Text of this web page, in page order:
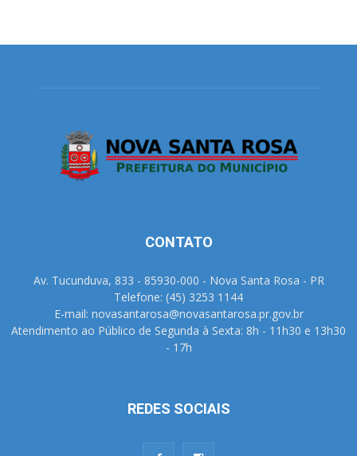
CONTATO
Av. Tucunduva, 833 - 85930-000 - Nova Santa Rosa - PR
Telefone: (45) 3253 1144
E-mail: novasantarosa@novasantarosa.pr.gov.br
Atendimento ao Público de Segunda à Sexta: 8h - 11h30 e 13h30
- 17h
REDES SOCIAIS